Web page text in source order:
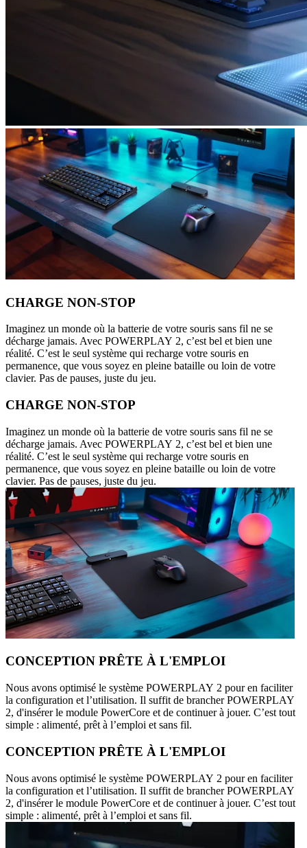
CHARGE NON-STOP
Imaginez un monde où la batterie de votre souris sans fil ne se
décharge jamais. Avec POWERPLAY 2, c’est bel et bien une
réalité. C’est le seul système qui recharge votre souris en
permanence, que vous soyez en pleine bataille ou loin de votre
clavier. Pas de pauses, juste du jeu.
CHARGE NON-STOP
Imaginez un monde où la batterie de votre souris sans fil ne se
décharge jamais. Avec POWERPLAY 2, c’est bel et bien une
réalité. C’est le seul système qui recharge votre souris en
permanence, que vous soyez en pleine bataille ou loin de votre
clavier. Pas de pauses, juste du jeu.
CONCEPTION PRÊTE À L'EMPLOI
Nous avons optimisé le système POWERPLAY 2 pour en faciliter
la configuration et l’utilisation. Il suffit de brancher POWERPLAY
2, d'insérer le module PowerCore et de continuer à jouer. C’est tout
simple : alimenté, prêt à l’emploi et sans fil.
CONCEPTION PRÊTE À L'EMPLOI
Nous avons optimisé le système POWERPLAY 2 pour en faciliter
la configuration et l’utilisation. Il suffit de brancher POWERPLAY
2, d'insérer le module PowerCore et de continuer à jouer. C’est tout
simple : alimenté, prêt à l’emploi et sans fil.